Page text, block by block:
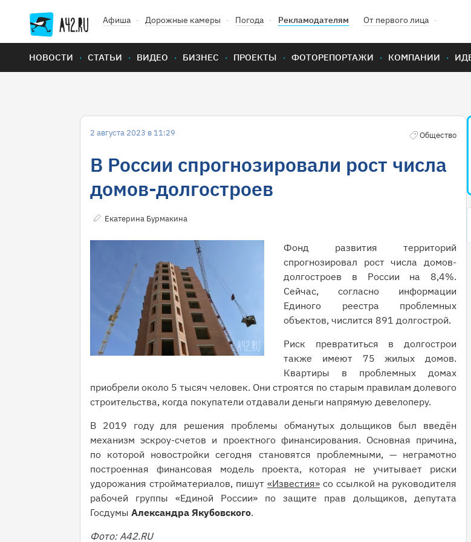
Афиша Дорожные камеры Погода Рекламодателям От первого лица
НОВОСТИ СТАТЬИ ВИДЕО БИЗНЕС ПРОЕКТЫ ФОТОРЕПОРТАЖИ КОМПАНИИ
2 августа 2023 в 11:29 Общество
В России спрогнозировали рост числа
домов-долгостроев
Екатерина Бурмакина
Фонд развития территорий
спрогнозировал рост числа домов-
долгостроев в России на 8,4%.
Сейчас, согласно информации
Единого реестра проблемных
объектов, числится 891 долгострой.
Риск превратиться в долгострои
также имеют 75 жилых домов.
Квартиры в проблемных домах
приобрели около 5 тысяч человек. Они строятся по старым правилам долевого
строительства, когда покупатели отдавали деньги напрямую девелоперу.
В 2019 году для решения проблемы обманутых дольщиков был введён
механизм эскроу-счетов и проектного финансирования. Основная причина,
по которой новостройки сегодня становятся проблемными, — неграмотно
построенная финансовая модель проекта, которая не учитывает риски
удорожания стройматериалов, пишут «Известия» со ссылкой на руководителя
рабочей группы «Единой России» по защите прав дольщиков, депутата
Госдумы Александра Якубовского.
Фото: А42.RU